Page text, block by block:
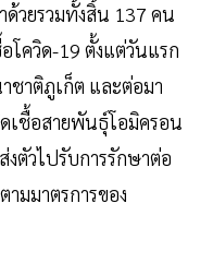
ด้วยรวมทั้งสิ้น 137 คน
ควิด-19 ตั้งแต่วันแรก
ชาติภูเก็ต และต่อมา
ชื้อสายพันธุ์โอมิครอน
ตัวไปรับการรักษาต่อ
มมาตรการของ